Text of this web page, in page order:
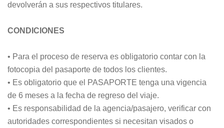
devolverán a sus respectivos titulares.
CONDICIONES
• Para el proceso de reserva es obligatorio contar con la
fotocopia del pasaporte de todos los clientes.
• Es obligatorio que el PASAPORTE tenga una vigencia
de 6 meses a la fecha de regreso del viaje.
• Es responsabilidad de la agencia/pasajero, verificar con
autoridades correspondientes si necesitan visados o